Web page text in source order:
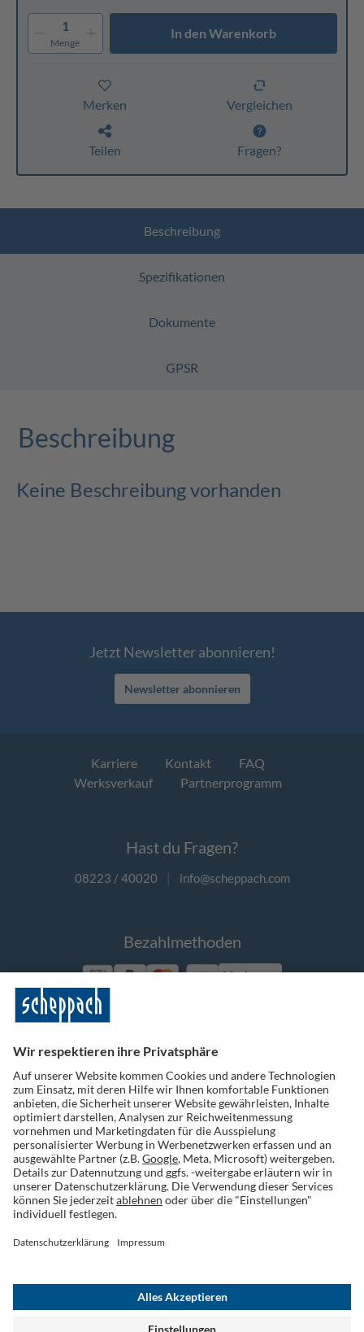
1
Menge
In den Warenkorb
Merken Vergleichen
Teilen Fragen?
Beschreibung
Spezifikationen
Dokumente
GPSR
Beschreibung
Keine Beschreibung vorhanden
Jetzt Newsletter abonnieren!
Newsletter abonnieren
Karriere Kontakt
FAQ
Werksverkauf
Partnerprogramm
Hast du Fragen?
08223 / 40020 | info@scheppach.com
Bezahlmethoden
Vorkasse
Folge uns auf Social Media
Widerruf einreichen